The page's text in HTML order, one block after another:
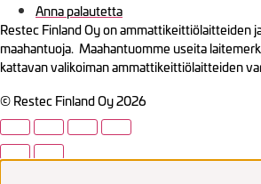
Anna palautetta
Restec Finland Oy on ammattikeittiölaitteiden
maahantuoja. Maahantuomme useita
kattavan valikoiman ammattikeittiölaitteiden
© Restec Finland Oy 2026